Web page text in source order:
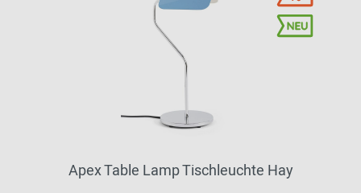
Apex Table Lamp Tischleuchte Hay